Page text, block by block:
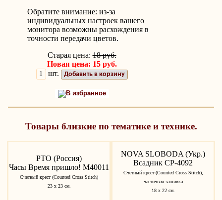
Обратите внимание: из-за
индивидуальных настроек вашего
монитора возможны расхождения в
точности передачи цветов.
Старая цена:18 руб.
Новая цена: 15 руб.
шт.
Добавить в корзину
В избранное
Товары близкие по тематике и технике.
РТО (Россия)
Часы Время пришло! M40011
Счетный крест (Counted Cross Stitch)
23 х 23 см.
NOVA SLOBODA (Укр.)
Всадник СР-4092
Счетный крест (Counted Cross Stitch),
частичная зашивка
18 х 22 см.